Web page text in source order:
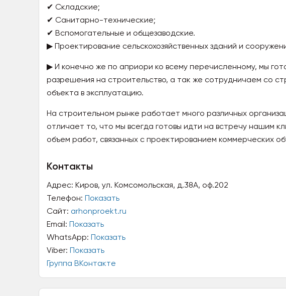
✔ Складские;
✔ Санитарно-технические;
✔ Вспомогательные и общезаводские.
▶ Проектирование сельскохозяйственных зданий и
▶ И конечно же по априори ко всему перечисленному, мы
разрешения на строительство, а так же сотрудничаем со
объекта в эксплуатацию.
На строительном рынке работает много различных
отличает то, что мы всегда готовы идти на встречу нашим
объем работ, связанных с проектированием коммерческих
Контакты
Адрес: Киров, ул. Комсомольская, д.38А, оф.202
Телефон: Показать
Сайт: arhonproekt.ru
Email: Показать
WhatsApp: Показать
Viber: Показать
Группа ВКонтакте